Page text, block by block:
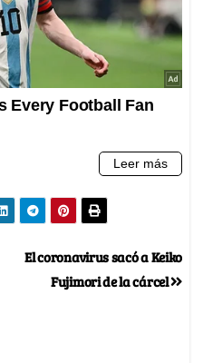
El coronavirus sacó a Keiko
Fujimori de la cárcel